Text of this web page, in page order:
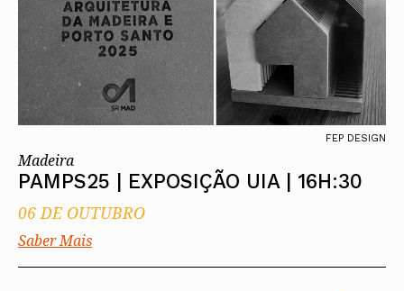
FEP DESIGN
Madeira
PAMPS25 | EXPOSIÇÃO UIA | 16H:30
06 DE OUTUBRO
Saber Mais